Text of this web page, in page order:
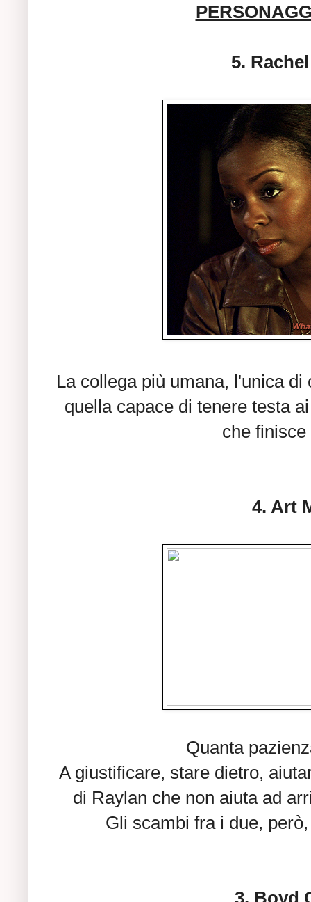
5.
La collega più umana, l'unica
quella capace di tenere testa
che
4. Art
Quanta
A giustificare, stare dietro,
di Raylan che non aiuta ad
Gli scambi fra i due,
3. Boyd